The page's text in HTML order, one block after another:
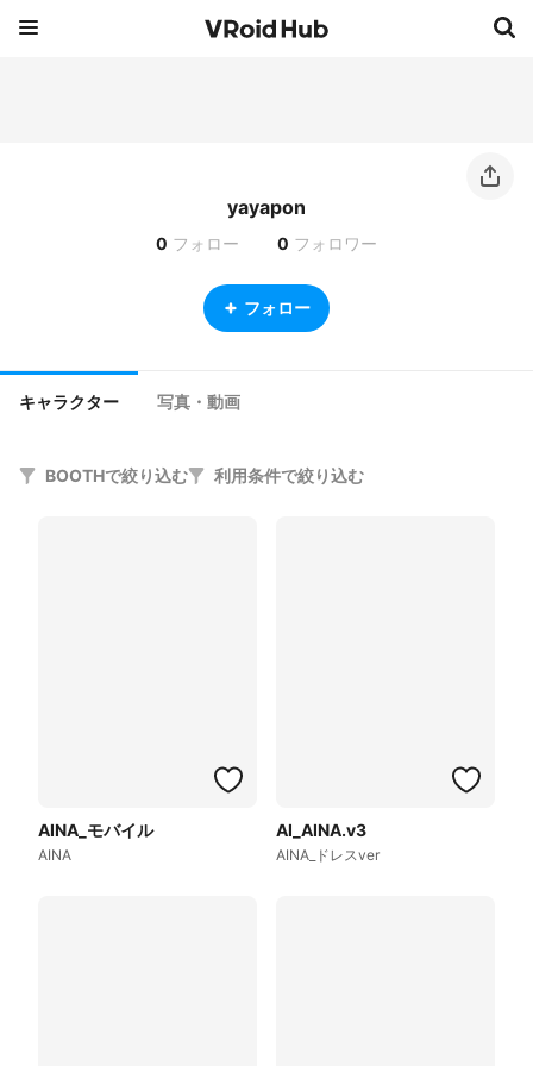
yayapon
0 フォロー 0 フォロワー
フォロー
キャラクター 写真・動画
BOOTHで絞り込む 利用条件で絞り込む
AINA_モバイル
AINA
AI_AINA.v3
AINA_ドレスver